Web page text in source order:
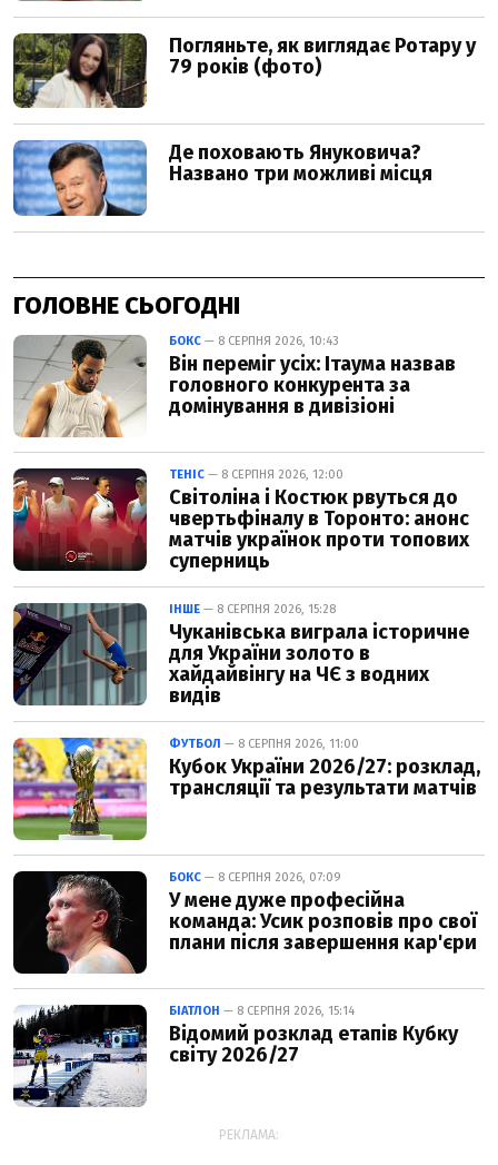
ГОЛОВНЕ СЬОГОДНІ
БОКС — 8 СЕРПНЯ 2026, 10:43
Він переміг усіх: Ітаума назвав
головного конкурента за
домінування в дивізіоні
ТЕНІС — 8 СЕРПНЯ 2026, 12:00
Світоліна і Костюк рвуться до
чвертьфіналу в Торонто: анонс
матчів українок проти топових
суперниць
ІНШЕ — 8 СЕРПНЯ 2026, 15:28
Чуканівська виграла історичне
для України золото в
хайдайвінгу на ЧЄ з водних
видів
ФУТБОЛ — 8 СЕРПНЯ 2026, 11:00
Кубок України 2026/27: розклад,
трансляції та результати матчів
БОКС — 8 СЕРПНЯ 2026, 07:09
У мене дуже професійна
команда: Усик розповів про свої
плани після завершення кар'єри
БІАТЛОН — 8 СЕРПНЯ 2026, 15:14
Відомий розклад етапів Кубку
світу 2026/27
РЕКЛАМА: